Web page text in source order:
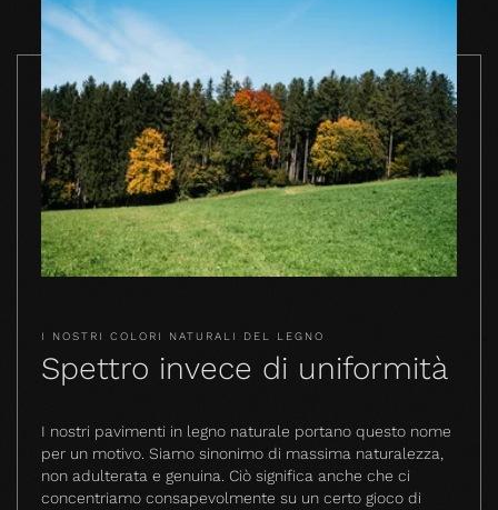
I NOSTRI COLORI NATURALI DEL LEGNO
Spettro invece di uniformità
I nostri pavimenti in legno naturale portano questo nome
per un motivo. Siamo sinonimo di massima naturalezza,
non adulterata e genuina. Ciò significa anche che ci
concentriamo consapevolmente su un certo gioco di